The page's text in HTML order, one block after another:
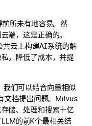
所未有地容易。然
端，这是正确的。
共云上构建AI系统的解
，降低了成本，并提
们可以结合向量相似
文档提出问题。Milvus
储、处理和搜索十亿
的前K个最相关结